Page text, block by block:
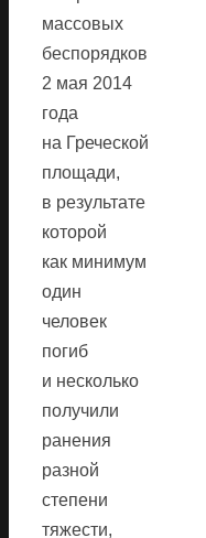
массовых
беспорядков
2 мая 2014
года
на Греческой
площади,
в результате
которой
как минимум
один
человек
погиб
и несколько
получили
ранения
разной
степени
тяжести,